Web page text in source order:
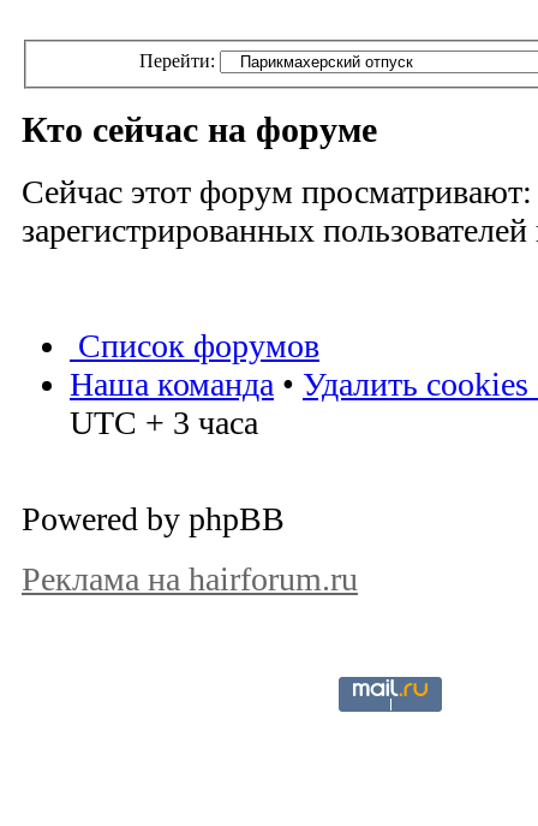
Перейти:
Кто сейчас на форуме
Сейчас этот форум просматривают:
зарегистрированных
Список форумов
Наша команда • Удалить
UTC + 3 часа
Powered by phpBB
Реклама на hairforum.ru